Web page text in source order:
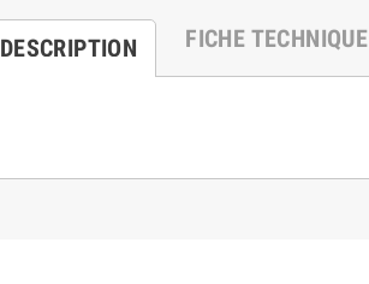
DESCRIPTION FICHE TECHNIQUE